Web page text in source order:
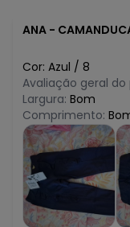
ANA - CAMANDUCAIA -
Cor: Azul / 8
Avaliação geral do
Largura: Bom
Comprimento: